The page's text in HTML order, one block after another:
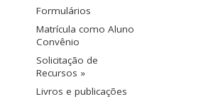
Formulários
Matrícula como Aluno
Convênio
Solicitação de
Recursos »
Livros e publicações